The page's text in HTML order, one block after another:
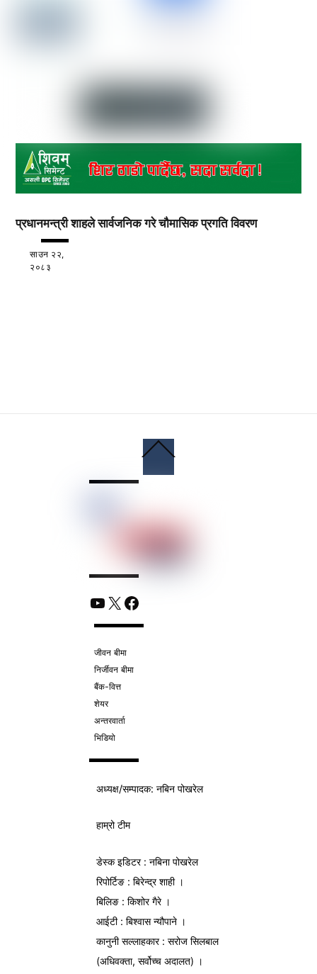
प्रधानमन्त्री शाहले सार्वजनिक गरे चौमासिक प्रगति विवरण
साउन २२,
२०८३
To
YouTube
X Facebook
जीवन बीमा
निर्जीवन बीमा
बैंक-वित्त
शेयर
अन्तरवार्ता
भिडियो
अध्यक्ष/सम्पादक: नबिन पोखरेल
हाम्रो टीम
डेस्क इडिटर : नबिना पोखरेल
रिपोर्टिङ : बिरेन्द्र शाही ।
बिलिङ : किशोर गैरे ।
आईटी : बिश्वास न्यौपाने ।
कानुनी सल्लाहकार : सरोज सिलबाल
(अधिवक्ता, सर्वोच्च अदालत) ।